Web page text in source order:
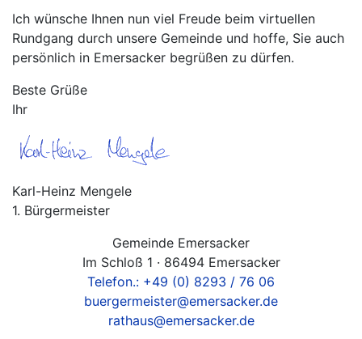
Ich wünsche Ihnen nun viel Freude beim virtuellen
Rundgang durch unsere Gemeinde und hoffe, Sie auch
persönlich in Emersacker begrüßen zu dürfen.
Beste Grüße
Ihr
Karl-Heinz Mengele
1. Bürgermeister
Gemeinde Emersacker
Im Schloß 1 · 86494 Emersacker
Telefon.: +49 (0) 8293 / 76 06
buergermeister@emersacker.de
rathaus@emersacker.de